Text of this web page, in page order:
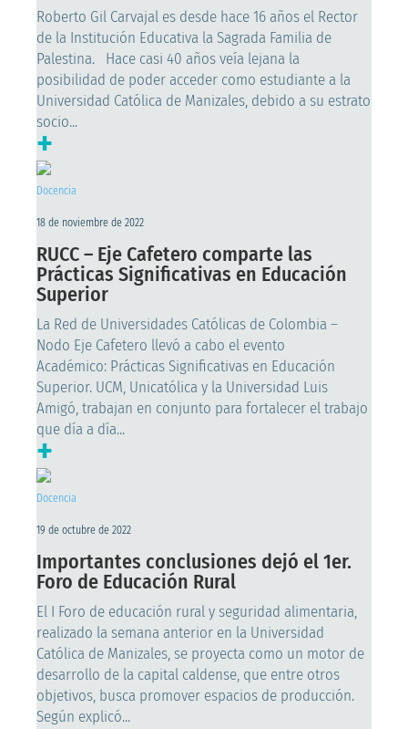
Roberto Gil Carvajal es desde hace 16 años el Rector
de la Institución Educativa la Sagrada Familia de
Palestina. Hace casi 40 años veía lejana la
posibilidad de poder acceder como estudiante a la
Universidad Católica de Manizales, debido a su estrato
socio...
+
Docencia
18 de noviembre de 2022
RUCC – Eje Cafetero comparte las
Prácticas Significativas en Educación
Superior
La Red de Universidades Católicas de Colombia –
Nodo Eje Cafetero llevó a cabo el evento
Académico: Prácticas Significativas en Educación
Superior. UCM, Unicatólica y la Universidad Luis
Amigó, trabajan en conjunto para fortalecer el trabajo
que día a día...
+
Docencia
19 de octubre de 2022
Importantes conclusiones dejó el 1er.
Foro de Educación Rural
El I Foro de educación rural y seguridad alimentaria,
realizado la semana anterior en la Universidad
Católica de Manizales, se proyecta como un motor de
desarrollo de la capital caldense, que entre otros
objetivos, busca promover espacios de producción.
Según explicó...